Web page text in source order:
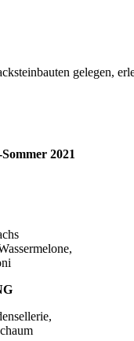
gelegen,
2021